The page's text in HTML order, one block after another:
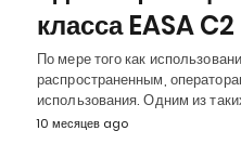
класса EASA C2
По мере того как
распространенным,
использования. Одним из
10 месяцев ago